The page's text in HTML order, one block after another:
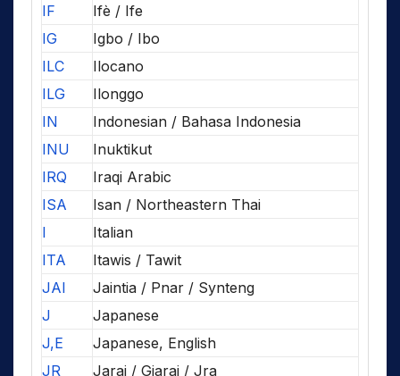
IF
Ifè / Ife
IG
Igbo / Ibo
ILC
Ilocano
ILG
Ilonggo
IN
Indonesian / Bahasa Indonesia
INU
Inuktikut
IRQ
Iraqi Arabic
ISA
Isan / Northeastern Thai
I
Italian
ITA
Itawis / Tawit
JAI
Jaintia / Pnar / Synteng
J
Japanese
J,E
Japanese, English
JR
Jarai / Giarai / Jra